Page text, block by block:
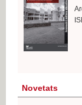
Novetats